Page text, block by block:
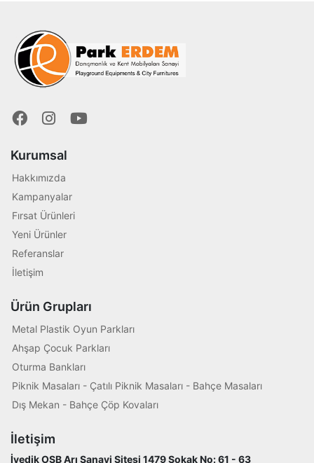
Kurumsal
Hakkımızda
Kampanyalar
Fırsat Ürünleri
Yeni Ürünler
Referanslar
İletişim
Ürün Grupları
Metal Plastik Oyun Parkları
Ahşap Çocuk Parkları
Oturma Bankları
Piknik Masaları - Çatılı Piknik Masaları - Bahçe Masaları
Dış Mekan - Bahçe Çöp Kovaları
İletişim
İvedik OSB Arı Sanayi Sitesi 1479 Sokak No: 61 - 63